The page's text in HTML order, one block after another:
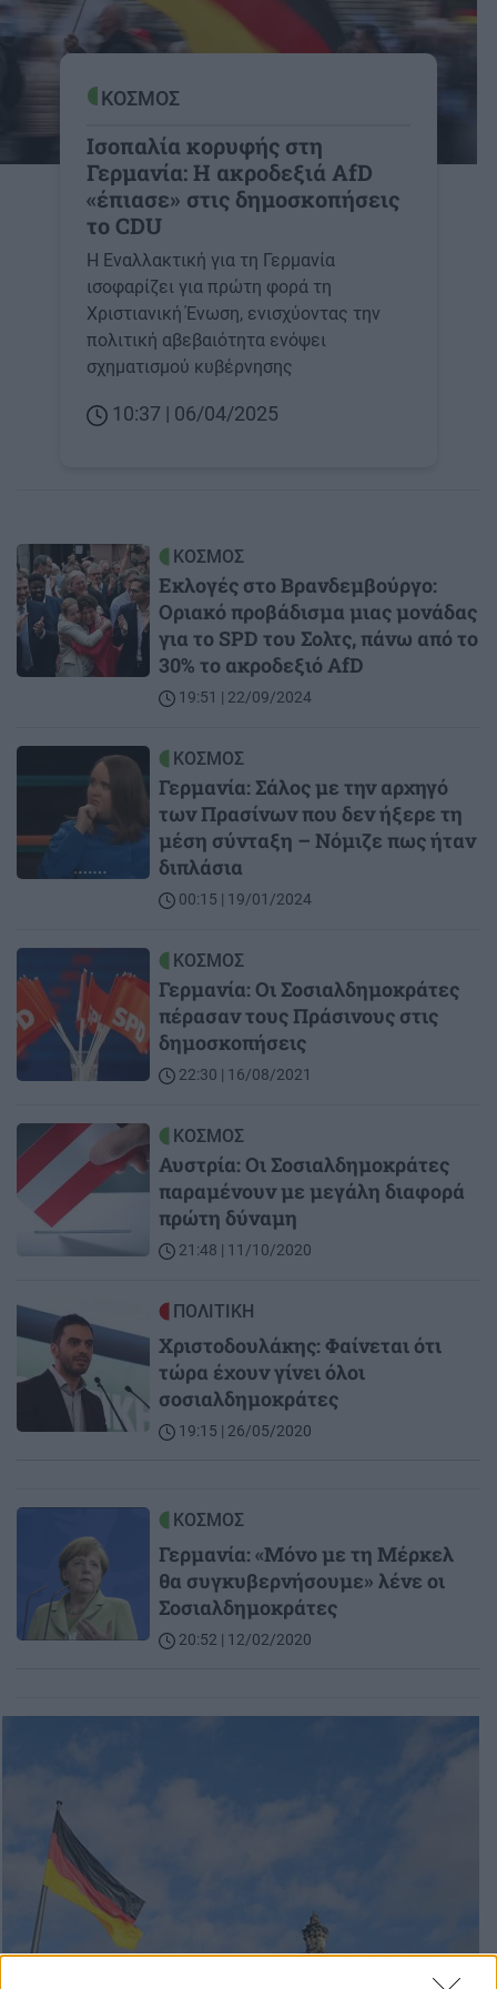
ΚΟΣΜΟΣ
Ισοπαλία κορυφής στη
Γερμανία: Η ακροδεξιά AfD
«έπιασε» στις δημοσκοπήσεις
το CDU
Η Εναλλακτική για τη Γερμανία
ισοφαρίζει για πρώτη φορά τη
Χριστιανική Ένωση, ενισχύοντας την
πολιτική αβεβαιότητα ενόψει
σχηματισμού κυβέρνησης
10:37 | 06/04/2025
Image ΚΟΣΜΟΣ
Εκλογές στο Βρανδεμβούργο:
Οριακό προβάδισμα μιας μονάδας
για το SPD του Σολτς, πάνω από το
30% το ακροδεξιό AfD
19:51 | 22/09/2024
ΚΟΣΜΟΣ
Γερμανία: Σάλος με την αρχηγό
των Πρασίνων που δεν ήξερε τη
μέση σύνταξη – Νόμιζε πως ήταν
διπλάσια
00:15 | 19/01/2024
ΚΟΣΜΟΣ
Γερμανία: Oι Σοσιαλδημοκράτες
πέρασαν τους Πράσινους στις
δημοσκοπήσεις
22:30 | 16/08/2021
Image ΚΟΣΜΟΣ
Αυστρία: Οι Σοσιαλδημοκράτες
παραμένουν με μεγάλη διαφορά
πρώτη δύναμη
21:48 | 11/10/2020
Image ΠΟΛΙΤΙΚΗ
Χριστοδουλάκης: Φαίνεται ότι
τώρα έχουν γίνει όλοι
σοσιαλδημοκράτες
19:15 | 26/05/2020
ΚΟΣΜΟΣ
Γερμανία: «Μόνο με τη Μέρκελ
θα συγκυβερνήσουμε» λένε οι
Σοσιαλδημοκράτες
20:52 | 12/02/2020